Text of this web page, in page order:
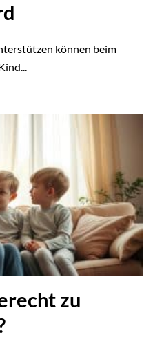
können beim
zu